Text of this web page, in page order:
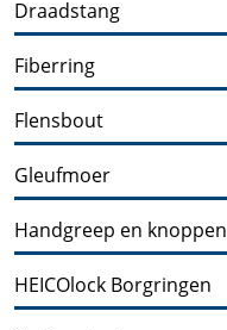
Draadstang
Fiberring
Flensbout
Gleufmoer
Handgreep en knoppen
HEICOlock Borgringen